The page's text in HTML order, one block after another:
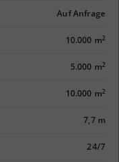
Auf Anfrage
10.000 m2
5.000 m2
10.000 m2
7,7 m
24/7